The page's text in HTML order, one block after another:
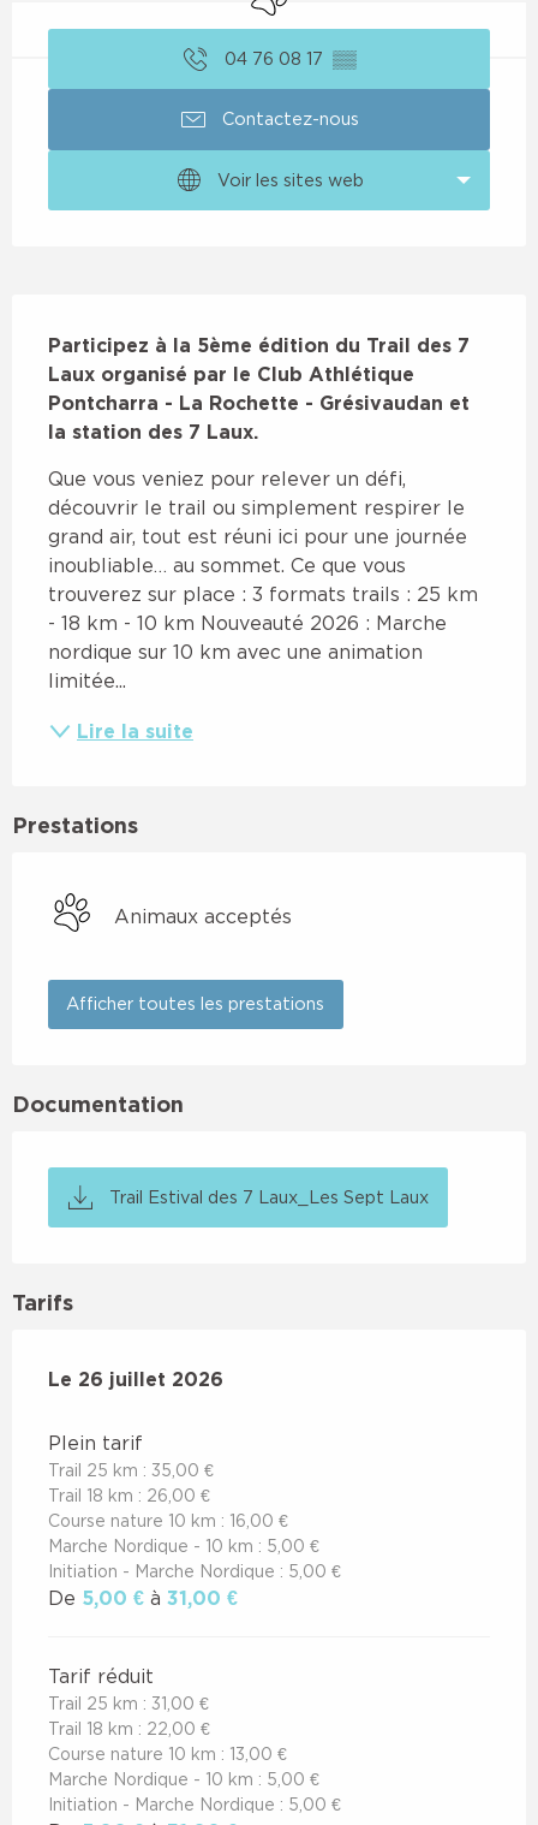
04 76 08 17 ▒▒
Contactez-nous
Voir les sites web
Participez à la 5ème édition du Trail des 7
Laux organisé par le Club Athlétique
Pontcharra - La Rochette - Grésivaudan et
la station des 7 Laux.
Que vous veniez pour relever un défi,
découvrir le trail ou simplement respirer le
grand air, tout est réuni ici pour une journée
inoubliable… au sommet. Ce que vous
trouverez sur place : 3 formats trails : 25 km
- 18 km - 10 km Nouveauté 2026 : Marche
nordique sur 10 km avec une animation
limitée...
Lire la suite
Prestations
Animaux acceptés
Afficher toutes les prestations
Documentation
Trail Estival des 7 Laux_Les Sept Laux
Tarifs
Le 26 juillet 2026
Le 26 juillet 2026
Plein tarif
Trail 25 km : 35,00 €
Trail 18 km : 26,00 €
Course nature 10 km : 16,00 €
Marche Nordique - 10 km : 5,00 €
Initiation - Marche Nordique : 5,00 €
De 5,00 € à 31,00 €
Tarif réduit
Trail 25 km : 31,00 €
Trail 18 km : 22,00 €
Course nature 10 km : 13,00 €
Marche Nordique - 10 km : 5,00 €
Initiation - Marche Nordique : 5,00 €